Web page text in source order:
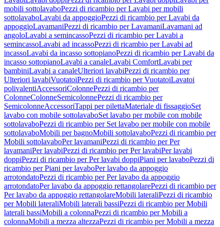
mobili sottolavaboPezzi di ricambio per Lavabi per mobili
sottolavaboLavabi da appoggioPezzi di ricambio per Lavabi da
appoggioLavamaniPezzi di ricambio per LavamaniLavamani ad
angoloLavabi a semincassoPezzi di ricambio per Lavabi a
semincassoLavabi ad incassoPezzi di ricambio per Lavabi ad
incassoLavabi da incasso sottopianoPezzi di ricambio per Lavabi da
incasso sottopianoLavabi a canaleLavabi ComfortLavabi per
bambiniLavabi a canaleUlteriori lavabiPezzi di ricambio per
Ulteriori lavabiVuotatoiPezzi di ricambio per VuotatoiLavatoi
polivalentiAccessoriColonnePezzi di ricambio per
ColonneColonneSemicolonnePezzi di ricambio per
SemicolonneAccessoriTappi per pilettaMateriale di fissaggioSet
lavabo con mobile sottolavaboSet lavabo per mobile con mobile
sottolavaboPezzi di ricambio per Set lavabo per mobile con mobile
sottolavaboMobili per bagnoMobili sottolavaboPezzi di ricambio per
Mobili sottolavaboPer lavamaniPezzi di ricambio per Per
lavamaniPer lavabiPezzi di ricambio per Per lavabiPer lavabi
doppiPezzi di ricambio per Per lavabi doppiPiani per lavaboPezzi di
ricambio per Piani per lavaboPer lavabo da appoggio
arrotondatoPezzi di ricambio per Per lavabo da appoggio
arrotondatoPer lavabo da appoggio rettangolarePezzi di ricambio per
Per lavabo da appoggio rettangolareMobili lateraliPezzi di ricambio
per Mobili lateraliMobili laterali bassiPezzi di ricambio per Mobili
laterali bassiMobili a colonnaPezzi di ricambio per Mobili a
colonnaMobili a mezza altezzaPezzi di ricambio per Mobili a mezza